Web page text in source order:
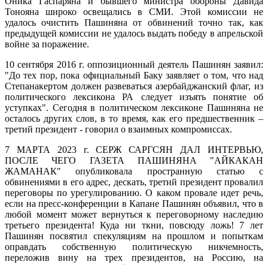
Тонояна широко освещались в СМИ. Этой комиссии не
удалось очистить Пашиняна от обвинений точно так, как
предыдущей комиссии не удалось выдать победу в апрельской
войне за поражение.
10 сентября 2016 г. оппозиционный деятель Пашинян заявил:
"До тех пор, пока официальный Баку заявляет о том, что над
Степанакертом должен развеваться азербайджанский флаг, из
политического лексикона РА следует изъять понятие об
уступках". Сегодня в политическом лексиконе Пашиняна не
осталось других слов, в то время, как его предшественник –
третий президент - говорил о взаимных компромиссах.
7 МАРТА 2023 г. СЕРЖ САРГСЯН ДАЛ ИНТЕРВЬЮ,
ПОСЛЕ ЧЕГО ГАЗЕТА ПАШИНЯНА "АЙКАКАН
ЖАМАНАК" опубликовала пространную статью с
обвинениями в его адрес, дескать, третий президент провалил
переговоры по урегулированию. О каком провале идет речь,
если на пресс-конференции в Капане Пашинян объявил, что в
любой момент может вернуться к переговорному наследию
третьего президента! Куда ни ткни, повсюду ложь! 7 лет
Пашинян посвятил спекуляциям на прошлом и попыткам
оправдать собственную политическую никчемность,
переложив вину на трех президентов, на Россию, на